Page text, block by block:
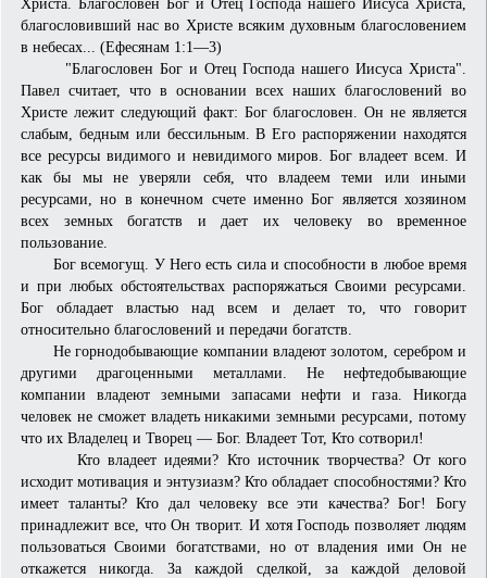
благословивший нас во Христе всяким духовным благословением
в небесах... (Ефесянам 1:1—3)
"Благословен Бог и Отец Господа нашего Иисуса Христа".
Павел считает, что в основании всех наших благословений во
Христе лежит следующий факт: Бог благословен. Он не является
слабым, бедным или бес­сильным. В Его распоряжении находятся
все ресурсы видимого и невидимого миров. Бог владеет всем. И
как бы мы не уверяли себя, что владеем теми или иными
ресурсами, но в конечном счете именно Бог является хозяином
всех земных богатств и дает их человеку во временное
пользование.
Бог всемогущ. У Него есть сила и способности в любое время
и при любых обстоятельствах распоряжаться Своими ресурсами.
Бог обладает властью над всем и делает то, что говорит
относительно благословений и передачи богатств.
Не горнодобывающие компании владеют золотом, серебром и
другими драгоценными металлами. Не нефтедобывающие
компании владеют земными запасами нефти и газа. Никогда
человек не сможет владеть никакими земными ресурсами, потому
что их Владелец и Творец — Бог. Владеет Тот, Кто сотворил!
Кто владеет идеями? Кто источник творчества? От кого
исходит мотивация и энтузиазм? Кто обладает способностями? Кто
имеет таланты? Кто дал человеку все эти качества? Бог! Богу
принадлежит все, что Он творит. И хотя Господь позволяет людям
пользоваться Своими богат­ствами, но от владения ими Он не
откажется никогда. За каждой сделкой, за каждой деловой